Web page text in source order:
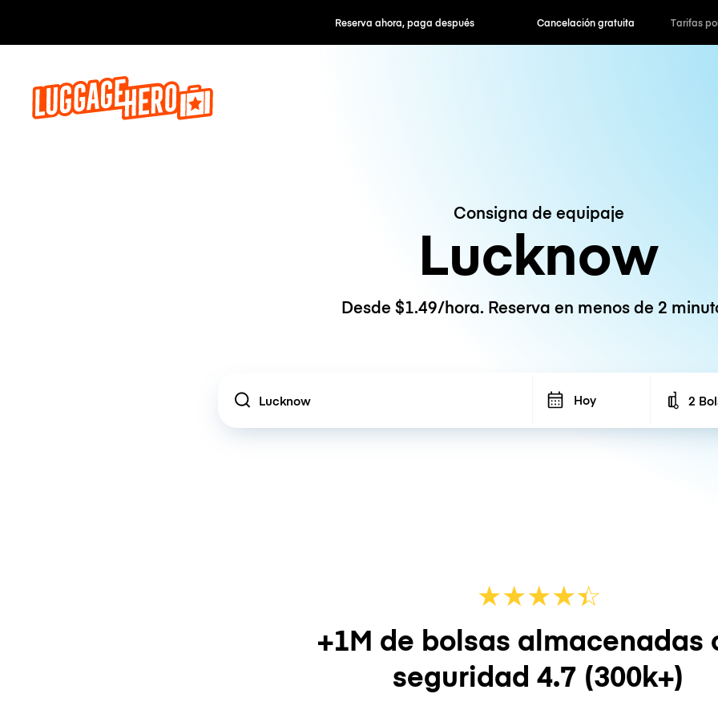
Reserva ahora, paga después Cancelación gratuita Tarifas
Consigna de equipaje
Lucknow
Desde $1.49/hora. Reserva en menos de 2
Location Hoy 2
★★★★☆
★
+1M de bolsas almacenadas
seguridad 4.7 (300k+)